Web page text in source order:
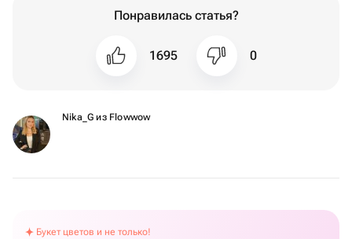
Понравилась статья?
1695 0
Nika_G из Flowwow
Букет цветов и не только!